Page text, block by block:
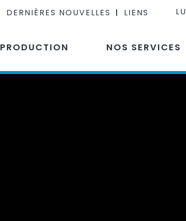
DERNIÈRES NOUVELLES LIENS LU
PRODUCTION NOS SERVICES